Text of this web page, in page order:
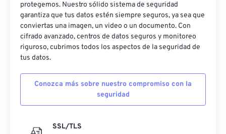
protegemos. Nuestro sólido sistema de seguridad
garantiza que tus datos estén siempre seguros, ya sea que
conviertas una imagen, un video o un documento. Con
cifrado avanzado, centros de datos seguros y monitoreo
riguroso, cubrimos todos los aspectos de la seguridad de
tus datos.
Conozca más sobre nuestro compromiso con la
seguridad
SSL/TLS